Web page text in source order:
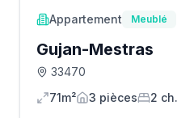
Appartement Meublé
Gujan-Mestras
33470
71m²
3 pièces 2 ch.